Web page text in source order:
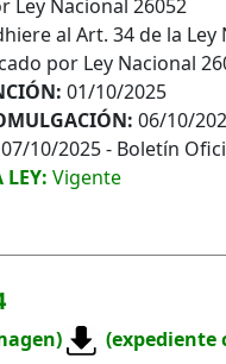
Ley Nacional 26052
al Art. 34 de la Ley
por Ley Nacional
01/10/2025
06/10/
07/10/2025 - Boletín
LEY: Vigente
(expediente